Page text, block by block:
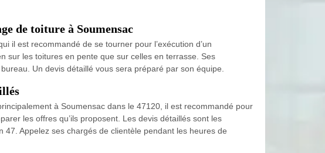
de toiture à Soumensac
il est recommandé de se tourner pour l’exécution d’un
sur les toitures en pente que sur celles en terrasse. Ses
Un devis détaillé vous sera préparé par son équipe.
à Soumensac dans le 47120, il est recommandé pour
les offres qu’ils proposent. Les devis détaillés sont les
47. Appelez ses chargés de clientèle pendant les heures de